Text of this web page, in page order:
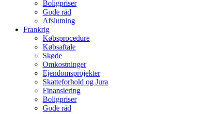
Boligpriser
Gode råd
Afslutning
Frankrig
Købsprocedure
Købsaftale
Skøde
Omkostninger
Ejendomsprojekter
Skatteforhold og Jura
Finansiering
Boligpriser
Gode råd